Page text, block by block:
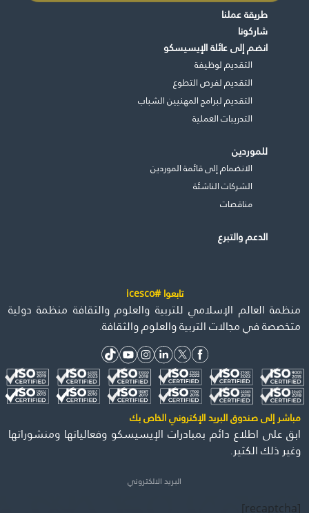
طريقة عملنا
شاركونا
انضم إلى عائلة الإيسيسكو
التقديم لوظيفة
التقديم لفرص التطوع
التقديم لبرامج المهنيين الشباب
التدريبات العملية
للموردين
الانضمام إلى قائمة الموردين
الشركات الناشئة
مناقصات
الدعم والتبرع
تابعوا #icesco
منظمة العالم الإسلامي للتربية والعلوم والثقافة منظمة دولية
متخصصة في مجالات التربية والعلوم والثقافة.
مباشر إلى صندوق البريد الإكتروني الخاص بك
ابق على اطلاع دائم بمبادرات الإيسيسكو وفعالياتها ومنشوراتها
وغير ذلك الكثير.
[recaptcha]